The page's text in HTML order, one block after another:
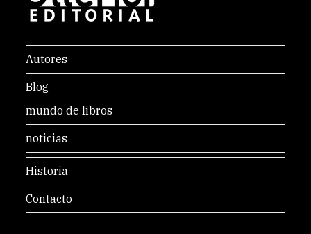
Autores
Blog
mundo de libros
noticias
Historia
Contacto